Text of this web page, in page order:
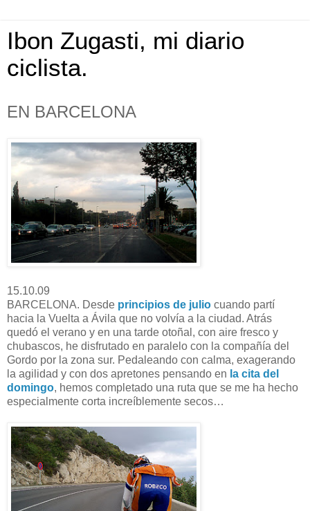
Ibon Zugasti, mi diario
ciclista.
EN BARCELONA
15.10.09
BARCELONA. Desde principios de julio cuando partí
hacia la Vuelta a Ávila que no volvía a la ciudad. Atrás
quedó el verano y en una tarde otoñal, con aire fresco y
chubascos, he disfrutado en paralelo con la compañía del
Gordo por la zona sur. Pedaleando con calma, exagerando
la agilidad y con dos apretones pensando en la cita del
domingo, hemos completado una ruta que se me ha hecho
especialmente corta increíblemente secos…